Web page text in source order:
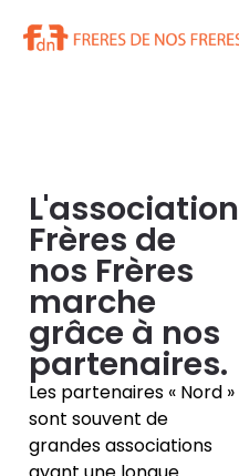
L'association
Frères de
nos Frères
marche
grâce à nos
partenaires.
Les partenaires « Nord »
sont souvent de
grandes associations